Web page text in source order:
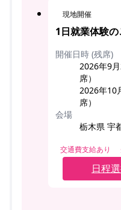
現地開催
1日就業体験
開催日時 (残席)
2026年9
席）
2026年10
席）
会場
栃木県 宇
交通費支給あり
日程